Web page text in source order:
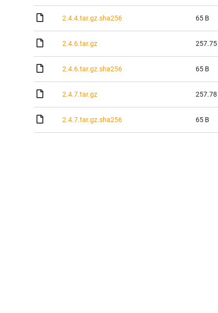
2.4.4.tar.gz.sha256 65 B
2.4.6.tar.gz 257.75
2.4.6.tar.gz.sha256 65 B
2.4.7.tar.gz 257.78
2.4.7.tar.gz.sha256 65 B